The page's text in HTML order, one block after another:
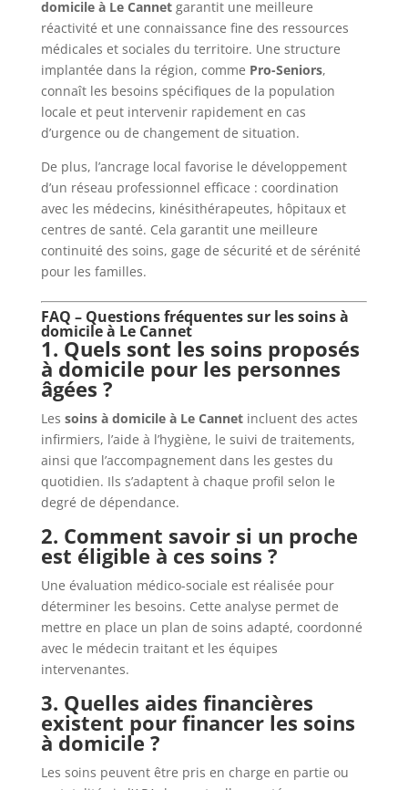
domicile à Le Cannetgarantit une meilleure
réactivité et une connaissance fine des ressources
médicales et sociales du territoire. Une structure
implantée dans la région, comme Pro-Seniors,
connaît les besoins spécifiques de la population
locale et peut intervenir rapidement en cas
d’urgence ou de changement de situation.
De plus, l’ancrage local favorise le développement
d’un réseau professionnel efficace : coordination
avec les médecins, kinésithérapeutes, hôpitaux et
centres de santé. Cela garantit une meilleure
continuité des soins, gage de sécurité et de sérénité
pour les familles.
FAQ – Questions fréquentes sur les soins à
domicile à Le Cannet
1. Quels sont les soins proposés
à domicile pour les personnes
âgées ?
Les soins à domicile à Le Cannetincluent des actes
infirmiers, l’aide à l’hygiène, le suivi de traitements,
ainsi que l’accompagnement dans les gestes du
quotidien. Ils s’adaptent à chaque profil selon le
degré de dépendance.
2. Comment savoir si un proche
est éligible à ces soins ?
Une évaluation médico-sociale est réalisée pour
déterminer les besoins. Cette analyse permet de
mettre en place un plan de soins adapté, coordonné
avec le médecin traitant et les équipes
intervenantes.
3. Quelles aides financières
existent pour financer les soins
à domicile ?
Les soins peuvent être pris en charge en partie ou